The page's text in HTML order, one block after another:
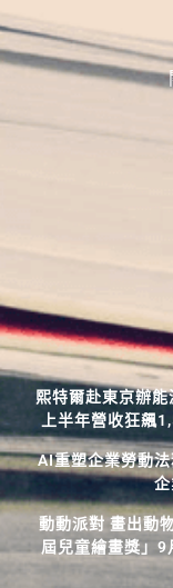
熙特爾赴東京辦
上半年營收狂飆
AI重塑企業勞動
動動派對 畫出動
屆兒童繪畫獎」